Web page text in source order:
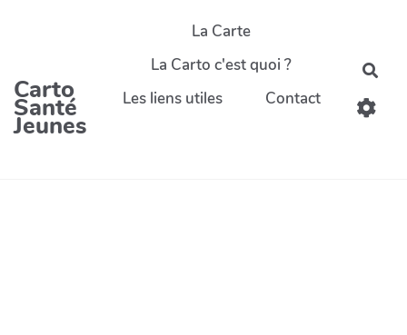
Carto
Santé
Jeunes
La Carte
La Carto c'est quoi ?
Les liens utiles
Contact